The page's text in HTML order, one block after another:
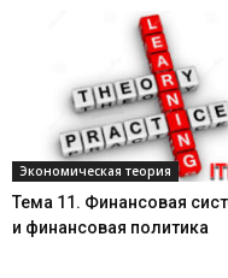
Экономическая теория
Тема 11. Финансовая
и финансовая политика